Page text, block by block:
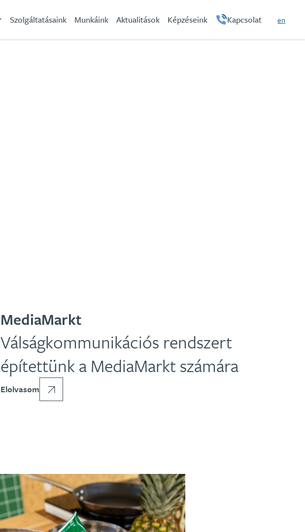
en
Kapcsolat
Képzéseink
Aktualitások
Munkáink
Szolgáltatásaink
MediaMarkt
Válságkommunikációs rendszert
építettünk a MediaMarkt számára
Elolvasom